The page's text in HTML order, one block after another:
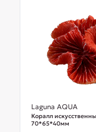
Laguna AQUA
Коралл
70*65*40мм